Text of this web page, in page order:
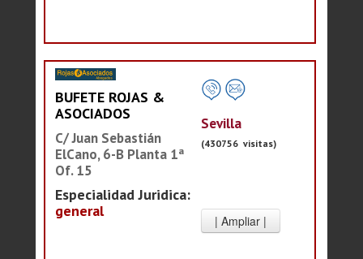
BUFETE ROJAS &
ASOCIADOS
C/ Juan Sebastián
ElCano, 6-B Planta 1ª
Of. 15
Especialidad Juridica:
general
Sevilla
(430756 visitas)